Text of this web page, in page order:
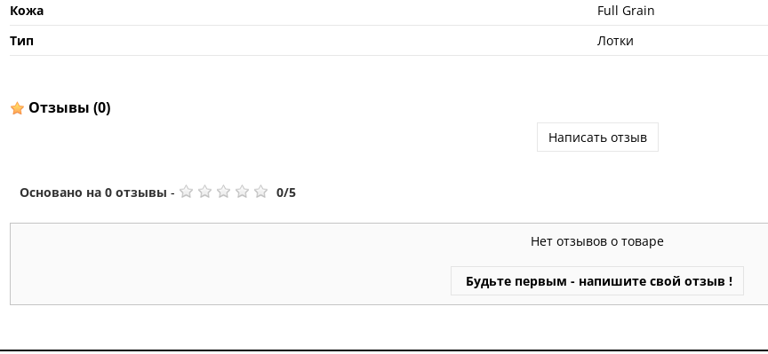
Кожа
Full Grain
Тип
Лотки
Отзывы (0)
Написать отзыв
Основано на 0отзывы - 0/5
Нет отзывов о товаре
Будьте первым - напишите свой отзыв !